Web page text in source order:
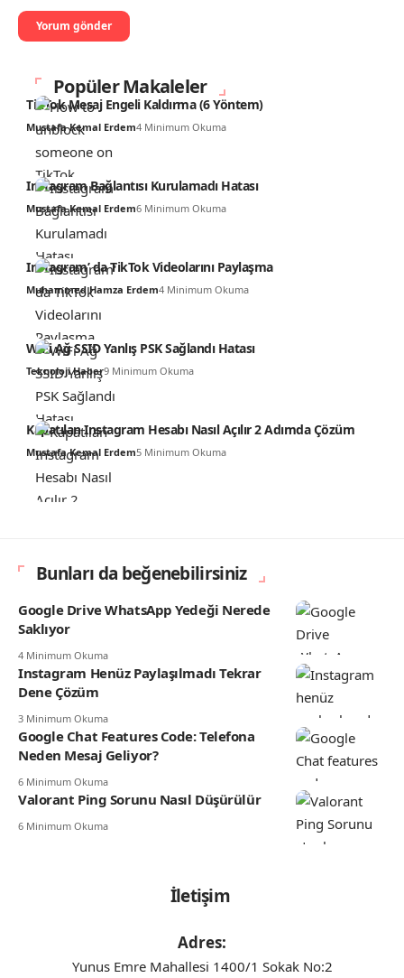
Popüler Makaleler
TikTok Mesaj Engeli Kaldırma (6 Yöntem)
Mustafa Kemal Erdem4 Minimum Okuma
Instagram Bağlantısı Kurulamadı Hatası
Mustafa Kemal Erdem6 Minimum Okuma
Instagram’ da TikTok Videolarını Paylaşma
Muhammed Hamza Erdem4 Minimum Okuma
WiFi Ağ SSID Yanlış PSK Sağlandı Hatası
Teknoloji Haber9 Minimum Okuma
Kapatılan Instagram Hesabı Nasıl Açılır 2 Adımda Çözüm
Mustafa Kemal Erdem5 Minimum Okuma
Bunları da beğenebilirsiniz
Google Drive WhatsApp Yedeği Nerede
Saklıyor
4 Minimum Okuma
Instagram Henüz Paylaşılmadı Tekrar
Dene Çözüm
3 Minimum Okuma
Google Chat Features Code: Telefona
Neden Mesaj Geliyor?
6 Minimum Okuma
Valorant Ping Sorunu Nasıl Düşürülür
6 Minimum Okuma
İletişim
Adres:
Yunus Emre Mahallesi 1400/1 Sokak No:2